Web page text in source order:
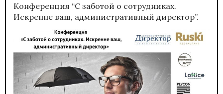
Конференция “С заботой о сотрудниках.
Искренне ваш, административный директор”.